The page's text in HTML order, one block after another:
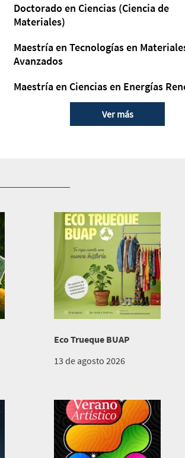
Doctorado en Ciencias (Ciencia de
Materiales)
Maestría en Tecnologías en
Avanzados
Maestría en Ciencias en Energías
Ver más
Eco Trueque BUAP
13 de agosto 2026